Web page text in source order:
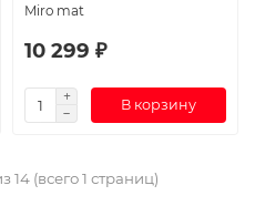
Miro mat
10 299 ₽
В корзину
14 (всего 1 страниц)